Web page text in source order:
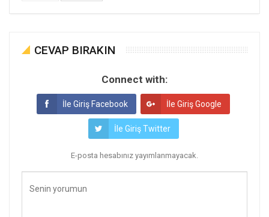
CEVAP BIRAKIN
Connect with:
İle Giriş Facebook İle Giriş Google
İle Giriş Twitter
E-posta hesabınız yayımlanmayacak.